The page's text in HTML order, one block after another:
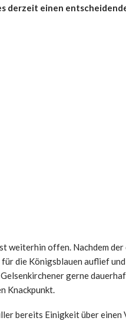
derzeit einen
weiterhin offen. Nachdem
die Königsblauen auflief
gerne
Knackpunkt.
bereits Einigkeit über